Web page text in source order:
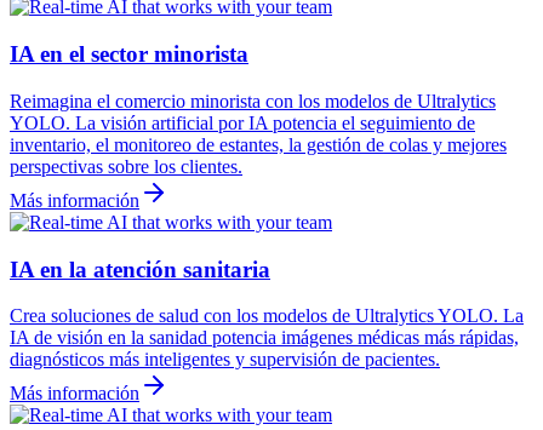
IA en el sector minorista
Reimagina el comercio minorista con los modelos de Ultralytics
YOLO. La visión artificial por IA potencia el seguimiento de
inventario, el monitoreo de estantes, la gestión de colas y mejores
perspectivas sobre los clientes.
Más información
IA en la atención sanitaria
Crea soluciones de salud con los modelos de Ultralytics YOLO. La
IA de visión en la sanidad potencia imágenes médicas más rápidas,
diagnósticos más inteligentes y supervisión de pacientes.
Más información